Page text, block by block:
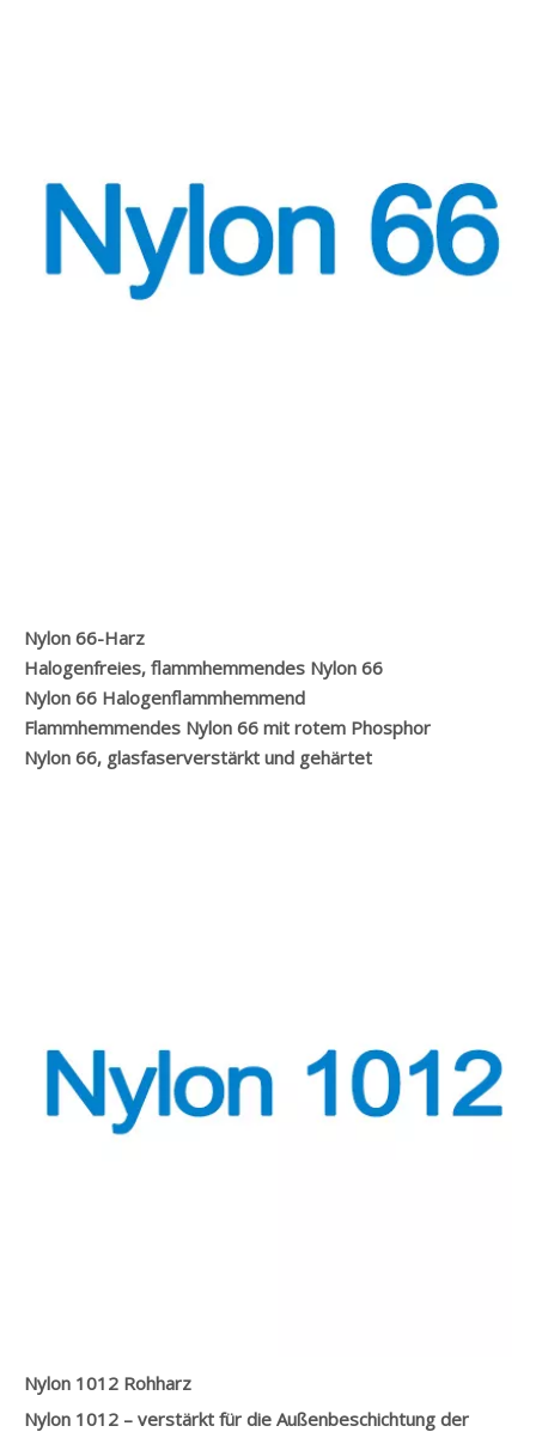
Nylon 66-Harz
Halogenfreies, flammhemmendes Nylon 66
Nylon 66 Halogenflammhemmend
Flammhemmendes Nylon 66 mit rotem Phosphor
Nylon 66, glasfaserverstärkt und gehärtet
Nylon 1012 Rohharz
Nylon 1012 – verstärkt für die Außenbeschichtung der